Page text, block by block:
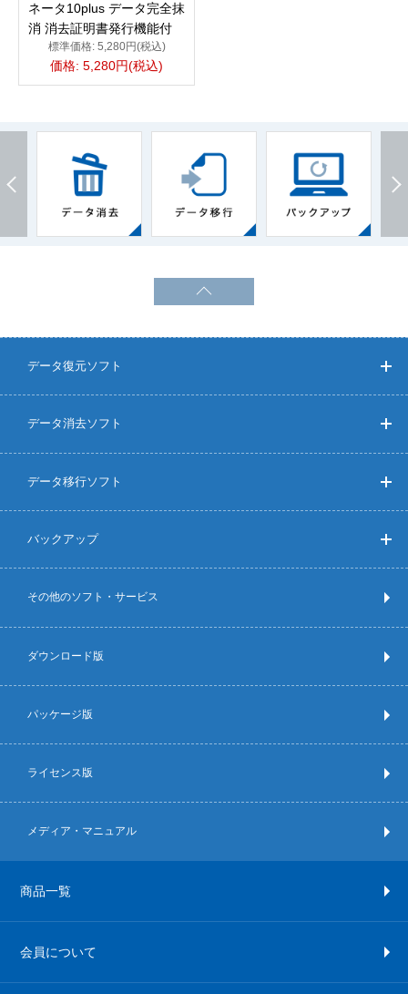
ネータ10plus データ完全抹
消 消去証明書発行機能付
標準価格: 5,280円(税込)
価格: 5,280円(税込)
データ復元ソフト
データ消去ソフト
データ移行ソフト
バックアップ
その他のソフト・サービス
ダウンロード版
パッケージ版
ライセンス版
メディア・マニュアル
商品一覧
会員について